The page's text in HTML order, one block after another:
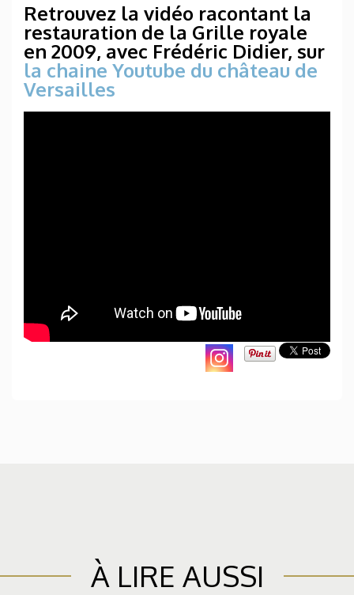
Retrouvez la vidéo racontant la
restauration de la Grille royale
en 2009, avec Frédéric Didier, sur
la chaine Youtube du château de
Versailles
À LIRE AUSSI